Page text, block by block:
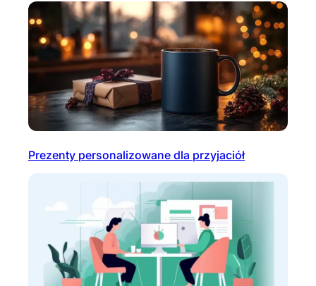
Prezenty personalizowane dla przyjaciół